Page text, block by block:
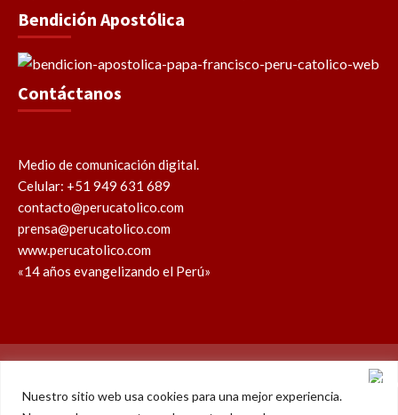
Nuestro sitio web usa cookies para una mejor experiencia.
Bendición Apostólica
Contáctanos
Medio de comunicación digital.
Celular: +51 949 631 689
contacto@perucatolico.com
prensa@perucatolico.com
www.perucatolico.com
«14 años evangelizando el Perú»
Política de cookies Política de privacidad